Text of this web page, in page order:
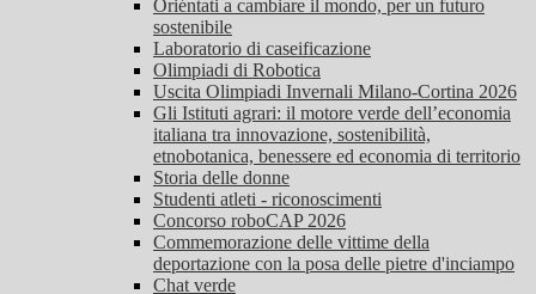
Oriéntati a cambiare il mondo, per un futuro
sostenibile
Laboratorio di caseificazione
Olimpiadi di Robotica
Uscita Olimpiadi Invernali Milano-Cortina 2026
Gli Istituti agrari: il motore verde dell’economia
italiana tra innovazione, sostenibilità,
etnobotanica, benessere ed economia di territorio
Storia delle donne
Studenti atleti - riconoscimenti
Concorso roboCAP 2026
Commemorazione delle vittime della
deportazione con la posa delle pietre d'inciampo
Chat verde